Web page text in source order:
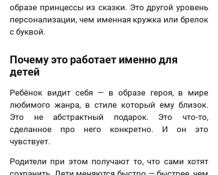
образе принцессы из сказки. Это другой уровень
персонализации, чем именная кружка или брелок
с буквой.
Почему это работает именно для
детей
Ребёнок видит себя — в образе героя, в мире
любимого жанра, в стиле который ему близок.
Это не абстрактный подарок. Это что-то,
сделанное про него конкретно. И он это
чувствует.
Родители при этом получают то, что сами хотят
Нажимая кнопку «Заказать портрет» и отправляя
свои данные, я соглашаюсь с
Нажимая кнопку «Заказать портрет», я даю свое
согласие на обработку моих персональных
На свадьбу На день рождение
В течение
недели
В течение 1-3
недель
В течение
месяца
1 лицо
50 х 70 см
кнопку
и
свои
я
на
моих
Ваш номер телефона*